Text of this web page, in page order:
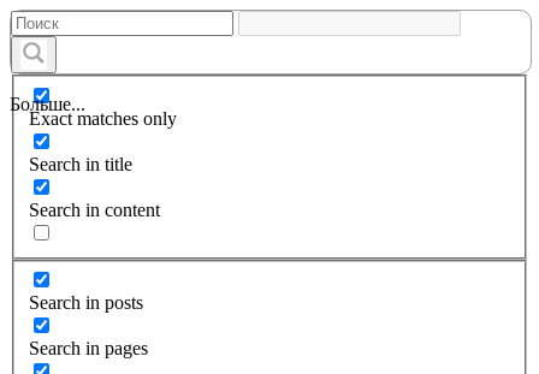
Больше...
Exact matches only
Search in title
Search in content
Search in posts
Search in pages